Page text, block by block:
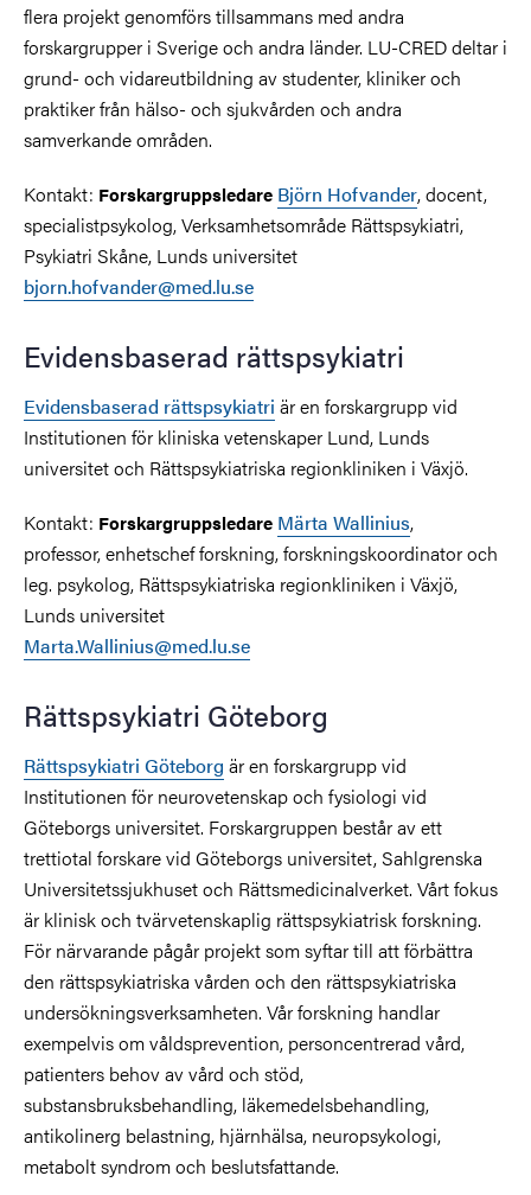
flera projekt genomförs tillsammans med andra
forskargrupper i Sverige och andra länder. LU-CRED deltar i
grund- och vidareutbildning av studenter, kliniker och
praktiker från hälso- och sjukvården och andra
samverkande områden.
Kontakt: Forskargruppsledare Björn Hofvander, docent,
specialistpsykolog, Verksamhetsområde Rättspsykiatri,
Psykiatri Skåne, Lunds universitet
bjorn.hofvander@med.lu.se
Evidensbaserad rättspsykiatri
Evidensbaserad rättspsykiatri är en forskargrupp vid
Institutionen för kliniska vetenskaper Lund, Lunds
universitet och Rättspsykiatriska regionkliniken i Växjö.
Kontakt: Forskargruppsledare Märta Wallinius,
professor, enhetschef forskning, forskningskoordinator och
leg. psykolog, Rättspsykiatriska regionkliniken i Växjö,
Lunds universitet
Marta.Wallinius@med.lu.se
Rättspsykiatri Göteborg
Rättspsykiatri Göteborg är en forskargrupp vid
Institutionen för neurovetenskap och fysiologi vid
Göteborgs universitet. Forskargruppen består av ett
trettiotal forskare vid Göteborgs universitet, Sahlgrenska
Universitetssjukhuset och Rättsmedicinalverket. Vårt fokus
är klinisk och tvärvetenskaplig rättspsykiatrisk forskning.
För närvarande pågår projekt som syftar till att förbättra
den rättspsykiatriska vården och den rättspsykiatriska
undersökningsverksamheten. Vår forskning handlar
exempelvis om våldsprevention, personcentrerad vård,
patienters behov av vård och stöd,
substansbruksbehandling, läkemedelsbehandling,
antikolinerg belastning, hjärnhälsa, neuropsykologi,
metabolt syndrom och beslutsfattande.